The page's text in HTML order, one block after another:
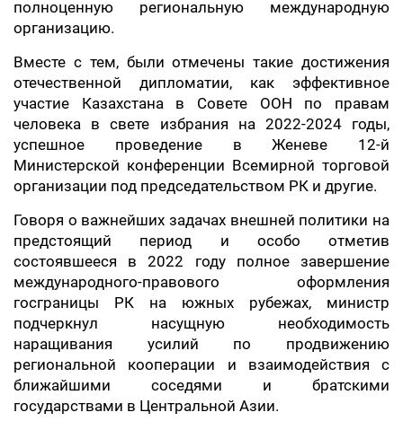
полноценную региональную международную
организацию.
Вместе с тем, были отмечены такие достижения
отечественной дипломатии, как эффективное
участие Казахстана в Совете ООН по правам
человека в свете избрания на 2022-2024 годы,
успешное проведение в Женеве 12-й
Министерской конференции Всемирной торговой
организации под председательством РК и другие.
Говоря о важнейших задачах внешней политики на
предстоящий период и особо отметив
состоявшееся в 2022 году полное завершение
международного-правового оформления
госграницы РК на южных рубежах, министр
подчеркнул насущную необходимость
наращивания усилий по продвижению
региональной кооперации и взаимодействия с
ближайшими соседями и братскими
государствами в Центральной Азии.